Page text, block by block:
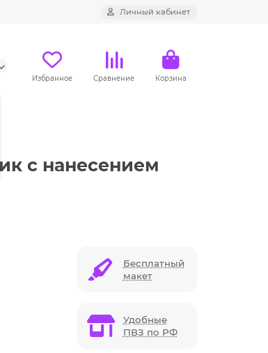
Личный кабинет
Избранное Сравнение Корзина
с нанесением
Бесплатный
макет
Удобные
ПВЗ по РФ